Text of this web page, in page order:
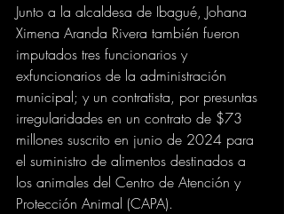
Junto a la alcaldesa de Ibagué, Johana
Ximena Aranda Rivera también fueron
imputados tres funcionarios y
exfuncionarios de la administración
municipal; y un contratista, por presuntas
irregularidades en un contrato de $73
millones suscrito en junio de 2024 para
el suministro de alimentos destinados a
los animales del Centro de Atención y
Protección Animal (CAPA).